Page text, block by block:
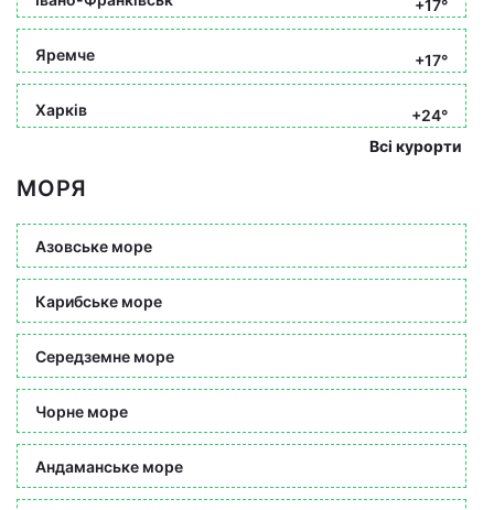
+17°
Яремче +17°
Харків
+24°
Всі курорти
МОРЯ
Азовське море
Карибське море
Середземне море
Чорне море
Андаманське море